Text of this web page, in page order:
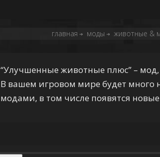
главная ➔ моды ➔ животные &
“Улучшенные животные плюс” –
В вашем игровом мире будет много
модами, в том числе появятся